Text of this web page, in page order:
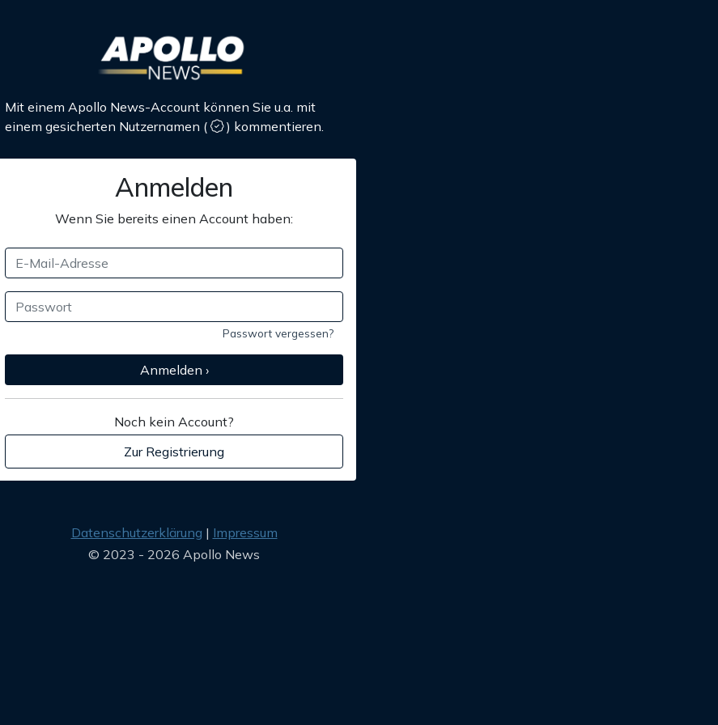
Mit einem Apollo News-Account können Sie u.a. mit
einem gesicherten Nutzernamen ( ) kommentieren.
Anmelden
Wenn Sie bereits einen Account haben:
Passwort vergessen?
Anmelden ›
Noch kein Account?
Zur Registrierung
Datenschutzerklärung
Impressum
© 2023 - 2026 Apollo News